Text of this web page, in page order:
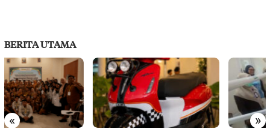
BERITA UTAMA
« »